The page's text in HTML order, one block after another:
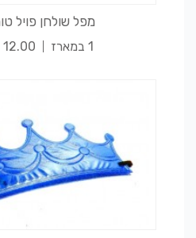
מפל שולחן פויל
1 במארז 12.00 ש"ח